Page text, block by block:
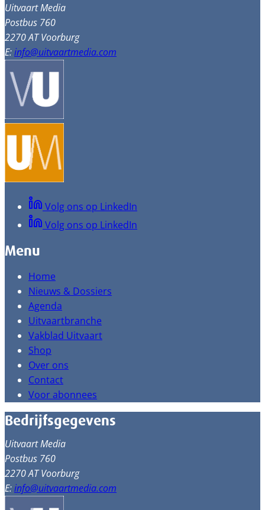
Uitvaart Media
Postbus 760
2270 AT Voorburg
E:info@uitvaartmedia.com
Volg ons op LinkedIn
Volg ons op LinkedIn
Menu
Home
Nieuws & Dossiers
Agenda
Uitvaartbranche
Vakblad Uitvaart
Shop
Over ons
Contact
Voor abonnees
Bedrijfsgegevens
Uitvaart Media
Postbus 760
2270 AT Voorburg
E:info@uitvaartmedia.com